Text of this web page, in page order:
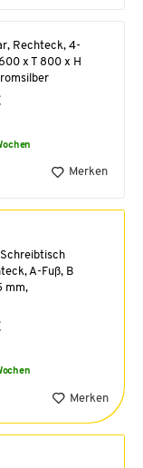
Rechteck, 4-
x T 800 x H
Merken
A-Fuß, B
mm,
Merken